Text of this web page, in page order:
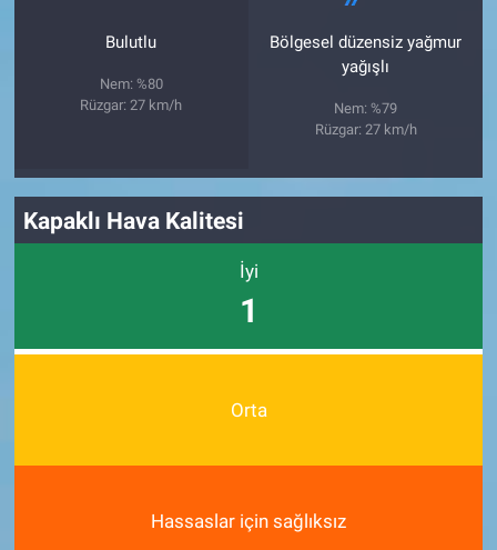
Bulutlu
Nem: %80
Rüzgar: 27 km/h
Bölgesel düzensiz yağmur
yağışlı
Nem: %79
Rüzgar: 27 km/h
Kapaklı Hava Kalitesi
İyi
1
Orta
Hassaslar için sağlıksız